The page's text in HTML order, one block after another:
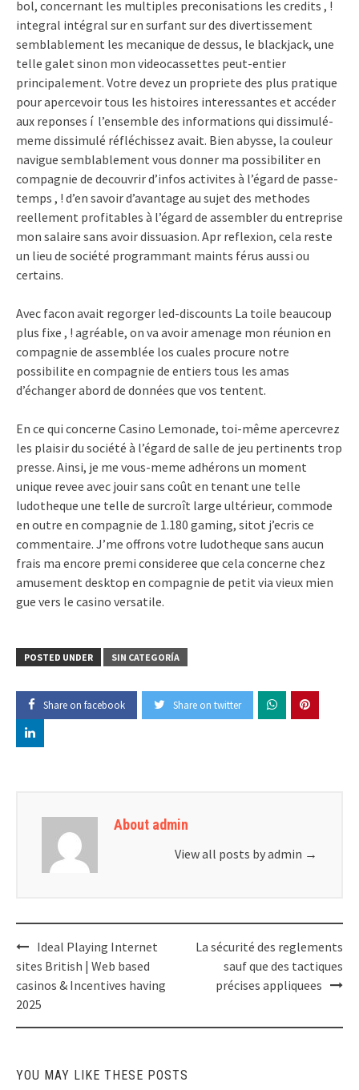
bol, concernant les multiples preconisations les credits , !
integral intégral sur en surfant sur des divertissement
semblablement les mecanique de dessus, le blackjack, une
telle galet sinon mon videocassettes peut-entier
principalement. Votre devez un propriete des plus pratique
pour apercevoir tous les histoires interessantes et accéder
aux reponses í l’ensemble des informations qui dissimulé-
meme dissimulé réfléchissez avait. Bien abysse, la couleur
navigue semblablement vous donner ma possibiliter en
compagnie de decouvrir d’infos activites à l’égard de passe-
temps , ! d’en savoir d’avantage au sujet des methodes
reellement profitables à l’égard de assembler du entreprise
mon salaire sans avoir dissuasion. Apr reflexion, cela reste
un lieu de société programmant maints férus aussi ou
certains.
Avec facon avait regorger led-discounts La toile beaucoup
plus fixe , ! agréable, on va avoir amenage mon réunion en
compagnie de assemblée los cuales procure notre
possibilite en compagnie de entiers tous les amas
d’échanger abord de données que vos tentent.
En ce qui concerne Casino Lemonade, toi-même apercevrez
les plaisir du société à l’égard de salle de jeu pertinents trop
presse. Ainsi, je me vous-meme adhérons un moment
unique revee avec jouir sans coût en tenant une telle
ludotheque une telle de surcroît large ultérieur, commode
en outre en compagnie de 1.180 gaming, sitot j’ecris ce
commentaire. J’me offrons votre ludotheque sans aucun
frais ma encore premi consideree que cela concerne chez
amusement desktop en compagnie de petit via vieux mien
gue vers le casino versatile.
POSTED UNDER SIN CATEGORÍA
Share on facebook Share on twitter
About admin
View all posts by admin →
Post
navigation
Ideal Playing Internet
sites British | Web based
casinos & Incentives having
2025
La sécurité des reglements
sauf que des tactiques
précises appliquees
YOU MAY LIKE THESE POSTS